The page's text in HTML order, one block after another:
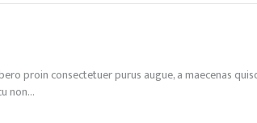
proin consectetuer purus augue, a maecenas
non…